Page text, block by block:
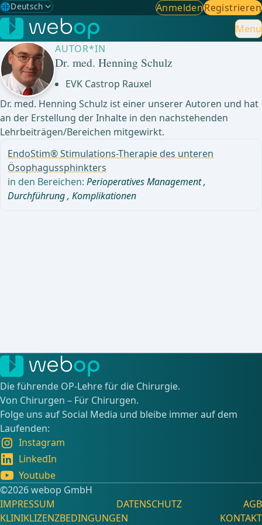
🌐Deutsch
Gewählte Sprache: Deutsch
🇩🇪 Deutsch ✓
🇬🇧English
🇪🇸Spanisch
🇧🇷Brasilianisch
AnmeldenRegistrieren
Menu
AUTOR*IN
Dr. med. Henning Schulz
EVK Castrop Rauxel
Dr. med. Henning Schulz ist einer unserer Autoren und hat
an der Erstellung der Inhalte in den nachstehenden
Lehrbeiträgen/Bereichen mitgewirkt.
EndoStim® Stimulations-Therapie des unteren
Ösophagussphinkters
in den Bereichen:Perioperatives Management,
Durchführung,Komplikationen
Die führende OP-Lehre für die Chirurgie.
Von Chirurgen – Für Chirurgen.
Folge uns auf Social Media und bleibe immer auf dem
Laufenden:
Instagram
LinkedIn
Youtube
©️2026 webop GmbH
IMPRESSUM
DATENSCHUTZ
AGB
KLINIKLIZENZBEDINGUNGEN
KONTAKT